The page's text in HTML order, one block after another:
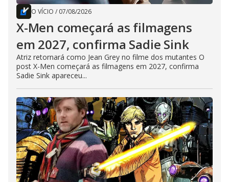
O VÍCIO / 07/08/2026
X-Men começará as filmagens
em 2027, confirma Sadie Sink
Atriz retornará como Jean Grey no filme dos mutantes O
post X-Men começará as filmagens em 2027, confirma
Sadie Sink apareceu...